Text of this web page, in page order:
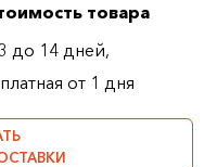
товара
до 14 дней,
от 1 дня